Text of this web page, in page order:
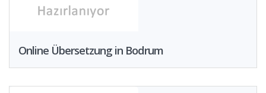
Online Übersetzung in Bodrum